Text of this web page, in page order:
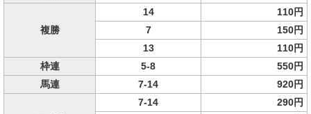
複勝
14
110円
7
150円
13
110円
枠連
5-8
550円
馬連
7-14 920円
7-14
290円